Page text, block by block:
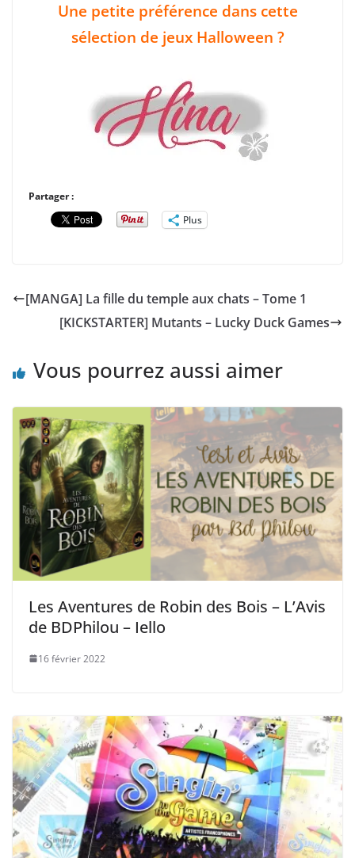
Une petite préférence dans cette
sélection de jeux Halloween ?
Partager :
Plus
[MANGA] La fille du temple aux chats – Tome 1
[KICKSTARTER] Mutants – Lucky Duck Games
Vous pourrez aussi aimer
Les Aventures de Robin des Bois – L’Avis
de BDPhilou – Iello
16 février 2022